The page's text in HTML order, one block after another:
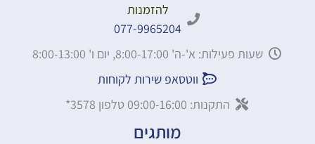
להזמנות
077-9965204
שעות פעילות: א'-ה' 8:00-17:00, יום ו' 8:00-13:00
ווטסאפ שירות לקוחות
התקנות: 09:00-16:00 טלפון 3578*
מותגים